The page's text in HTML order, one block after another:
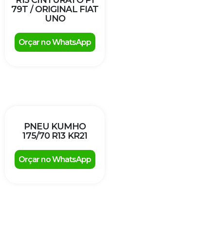
79T / ORIGINAL FIAT
UNO
Orçar no WhatsApp
PNEU KUMHO
175/70 R13 KR21
Orçar no WhatsApp